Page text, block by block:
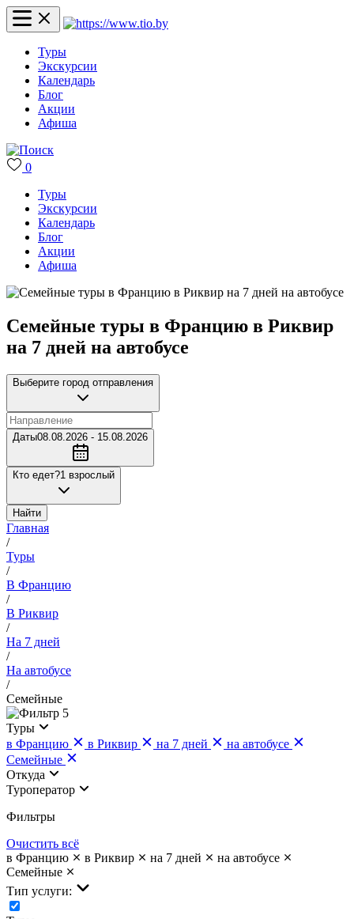
Туры
Экскурсии
Календарь
Блог
Акции
Афиша
0
Туры
Экскурсии
Календарь
Блог
Акции
Афиша
Семейные туры в Францию в Риквир
на 7 дней на автобусе
Выберите город отправления
Даты08.08.2026 - 15.08.2026
Кто едет?1 взрослый
Найти
Главная
/
Туры
/
В Францию
/
В Риквир
/
На 7 дней
/
На автобусе
/
Семейные
5
Туры
в Францию
в Риквир на 7 дней
на автобусе
Семейные
Откуда
Туроператор
Фильтры
Очистить всё
в Францию
в Риквир на 7 дней
на автобусе
Семейные
Тип услуги: